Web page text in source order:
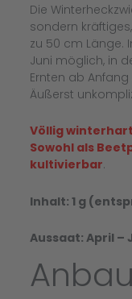
Die
sondern
zu 50 cm Länge.
Juni möglich, in
Ernten ab
Äußerst
Völlig
Sowohl als
kultivierbar.
Inhalt: 1 g
Aussaat: April –